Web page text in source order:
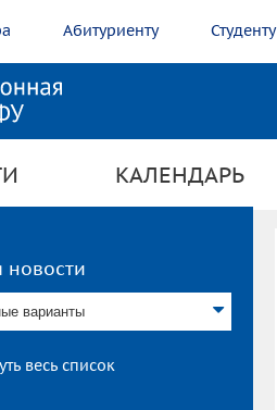
Абитуриенту Студенту
КАЛЕНДАРЬ
новости
варианты
весь список